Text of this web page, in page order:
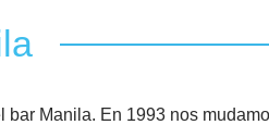
Manila. En 1993 nos